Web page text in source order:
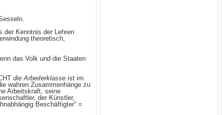
der Kenntnis der Lehren
theoretisch,
das Volk und die Staaten
die Arbeiterklasse ist im
wahren Zusammenhänge zu
Arbeitskraft, seine
der Künstler,
Beschäftigter“ =